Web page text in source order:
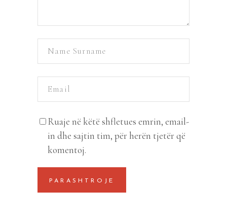
Ruaje në këtë shfletues emrin, email-
in dhe sajtin tim, për herën tjetër që
komentoj.